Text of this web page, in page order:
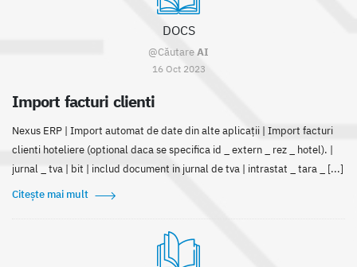
DOCS
@CăutareAI
16 Oct 2023
Import facturi clienti
Nexus ERP | Import automat de date din alte aplicații | Import facturi
clienti hoteliere (optional daca se specifica id _ extern _ rez _ hotel). |
jurnal _ tva | bit | includ document in jurnal de tva | intrastat _ tara _ [...]
Citește mai mult